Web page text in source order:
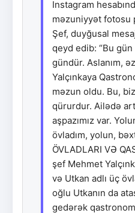
Instagram
məzuniyyət fotosu
Şef, duyğusal
qeyd edib: “Bu
gündür. Aslanım,
Yalçınkaya
məzun oldu. Bu,
qürurdur. Ailədə
aşpazımız var.
övladım, yolun,
ÖVLADLARI VƏ
şef Mehmet
və Utkan adlı üç
oğlu Utkanın da
gedərək